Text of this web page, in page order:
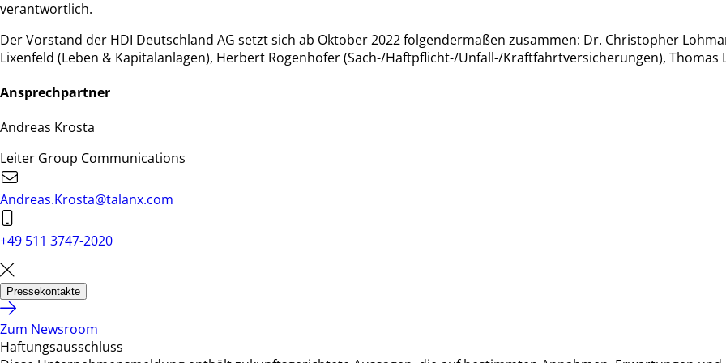
verantwortlich.
Der Vorstand der HDI Deutschland AG setzt sich ab Oktober 2022 folgendermaßen zusammen: Dr. Christopher
Lixenfeld (Leben & Kapitalanlagen), Herbert Rogenhofer (Sach-/Haftpflicht-/Unfall-/Kraftfahrtversicherungen), Thomas
Ansprechpartner
Andreas Krosta
Leiter Group Communications
Andreas.Krosta@talanx.com
+49 511 3747-2020
Pressekontakte
Zum Newsroom
Haftungsausschluss